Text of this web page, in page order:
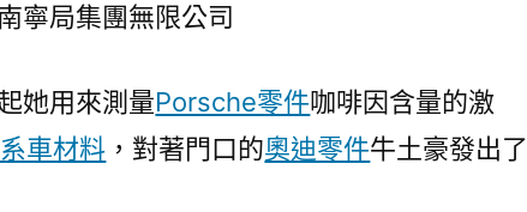
寧局集團無限公司
她用來測量Porsche零件咖啡因含量的激
車材料 ，對著門口的奧迪零件牛土豪發出了